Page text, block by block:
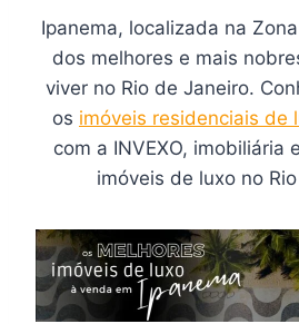
Ipanema, localizada na
dos melhores e mais
viver no Rio de Janeiro.
os imóveis residenciais de
com a INVEXO, imobiliária
imóveis de luxo no